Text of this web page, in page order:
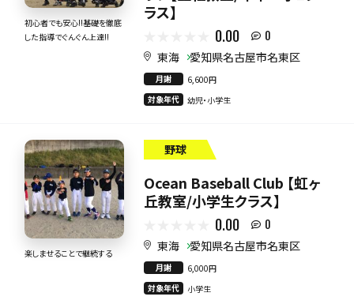
初心者でも安心!!基礎を徹底
した指導でぐんぐん上達!!
ラス】
0.00 0
東海 愛知県名古屋市名東区
月謝
6,600円
対象年代
幼児・小学生
楽しませることで継続する
野球
Ocean Baseball Club 【虹ヶ
丘教室/小学生クラス】
0.00 0
東海 愛知県名古屋市名東区
月謝
6,000円
対象年代
小学生